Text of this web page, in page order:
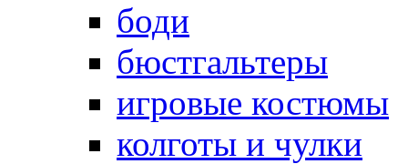
боди
бюстгальтеры
игровые костюмы
колготы и чулки